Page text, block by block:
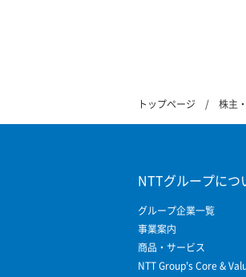
トップページ 株主
NTTグループにつ
グループ企業一覧
事業案内
商品・サービス
NTT Group's Core &